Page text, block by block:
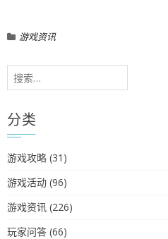
游戏资讯
搜
索：
分类
游戏攻略 (31)
游戏活动 (96)
游戏资讯 (226)
玩家问答 (66)